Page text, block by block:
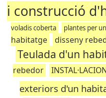
i construcció
voladis coberta
plantes per
habitatge
disseny
Teulada d'un
rebedor
exteriors d'un